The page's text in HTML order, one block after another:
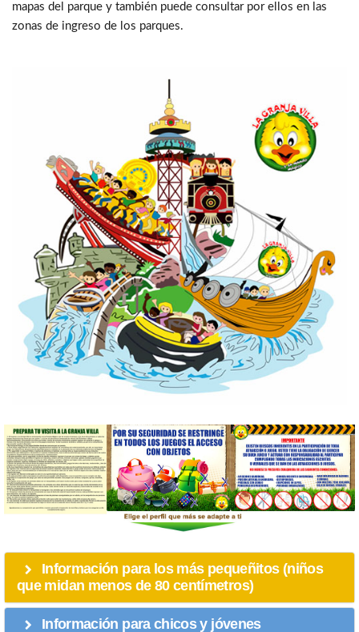
mapas del parque y también puede consultar por ellos en las
zonas de ingreso de los parques.
Información para los más pequeñitos (niños
que midan menos de 80 centímetros)
Información para chicos y jóvenes